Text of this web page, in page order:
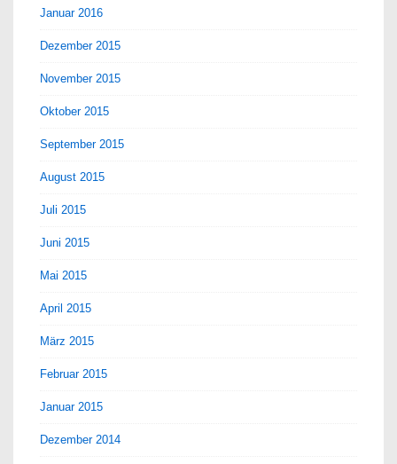
Januar 2016
Dezember 2015
November 2015
Oktober 2015
September 2015
August 2015
Juli 2015
Juni 2015
Mai 2015
April 2015
März 2015
Februar 2015
Januar 2015
Dezember 2014